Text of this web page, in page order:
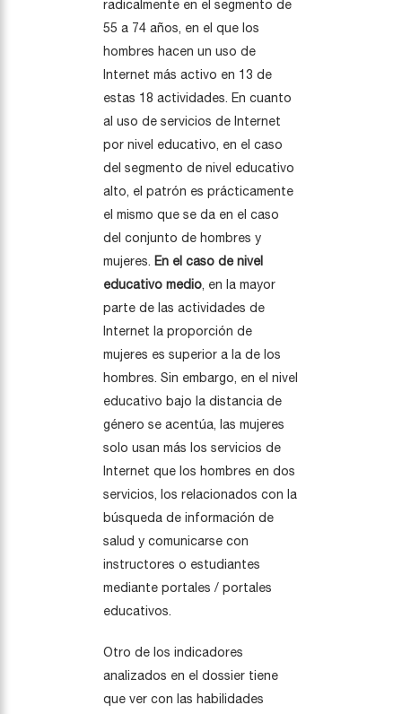
radicalmente en el segmento de
55 a 74 años, en el que los
hombres hacen un uso de
Internet más activo en 13 de
estas 18 actividades. En cuanto
al uso de servicios de Internet
por nivel educativo, en el caso
del segmento de nivel educativo
alto, el patrón es prácticamente
el mismo que se da en el caso
del conjunto de hombres y
mujeres. En el caso de nivel
educativo medio, en la mayor
parte de las actividades de
Internet la proporción de
mujeres es superior a la de los
hombres. Sin embargo, en el nivel
educativo bajo la distancia de
género se acentúa, las mujeres
solo usan más los servicios de
Internet que los hombres en dos
servicios, los relacionados con la
búsqueda de información de
salud y comunicarse con
instructores o estudiantes
mediante portales / portales
educativos.
Otro de los indicadores
analizados en el dossier tiene
que ver con las habilidades